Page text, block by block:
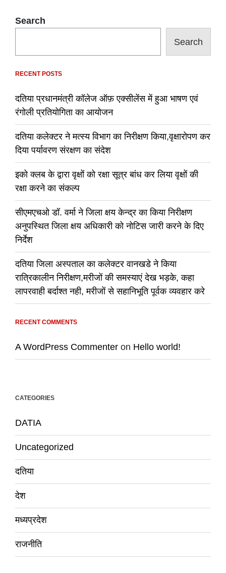
Search
Search
RECENT POSTS
दतिया प्रधानमंत्री कॉलेज ऑफ़ एक्सीलेंस में हुआ भाषण एवं
रंगोली प्रतियोगिता का आयोजन
दतिया कलेक्टर ने मत्स्य विभाग का निरीक्षण किया,वृक्षारोपण कर
दिया पर्यावरण संरक्षण का संदेश
इको क्लब के द्वारा वृक्षों को रक्षा सूत्र बांध कर लिया वृक्षों की
रक्षा करने का संकल्प
सीएमएचओ डॉ. वर्मा ने जिला क्षय केन्द्र का किया निरीक्षण
अनुपस्थित जिला क्षय अधिकारी को नोटिस जारी करने के दिए
निर्देश
दतिया जिला अस्पताल का कलेक्टर वानखडे ने किया
रात्रिकालीन निरीक्षण,मरीजों की समस्याएं देख भड़के, कहा
लापरवाही बर्दाश्त नही, मरीजों से सहानिभूति पूर्वक व्यवहार करे
RECENT COMMENTS
A WordPress Commenter on Hello world!
CATEGORIES
DATIA
Uncategorized
दतिया
देश
मध्यप्रदेश
राजनीति